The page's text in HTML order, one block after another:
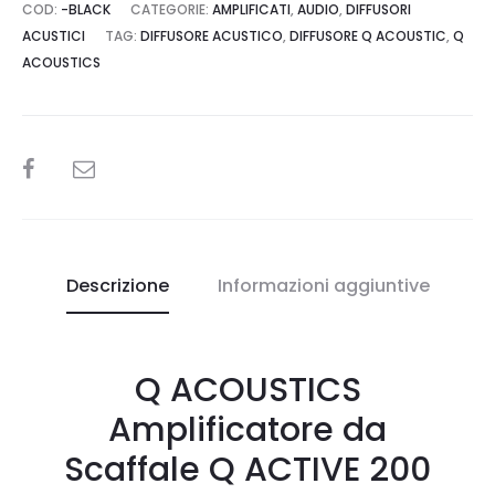
COD: -BLACK CATEGORIE: AMPLIFICATI, AUDIO, DIFFUSORI
ACUSTICI
TAG: DIFFUSORE ACUSTICO, DIFFUSORE Q ACOUSTIC, Q
ACOUSTICS
SHARE
Descrizione Informazioni aggiuntive
Q ACOUSTICS
Amplificatore da
Scaffale Q ACTIVE 200